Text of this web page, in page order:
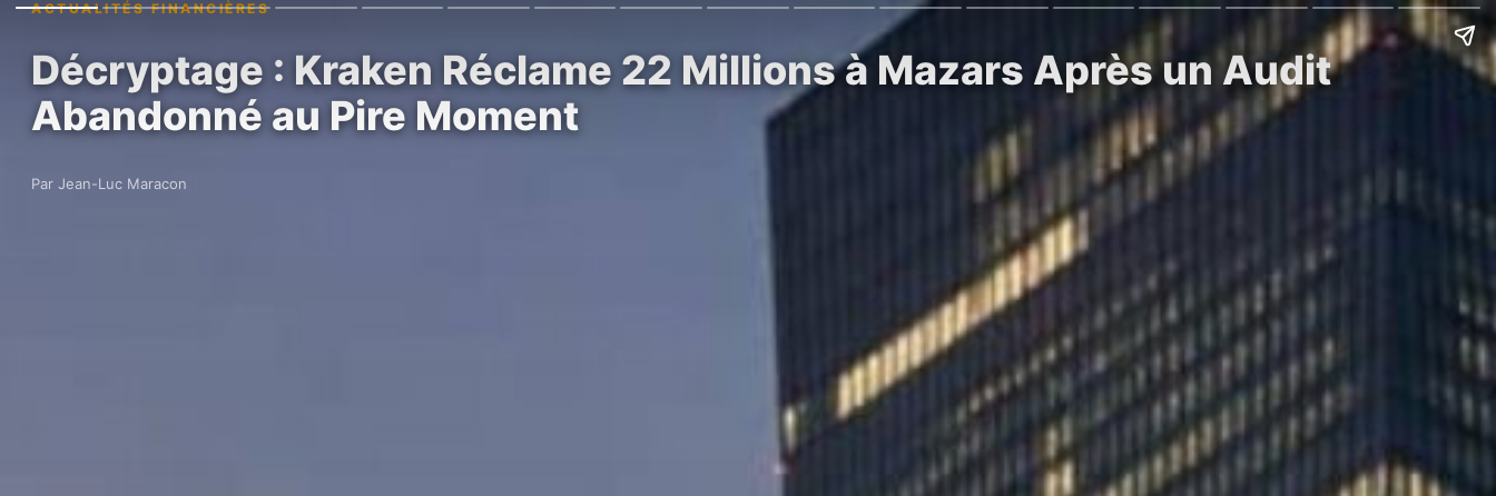
ACTUALITÉS FINANCIÈRES
Décryptage : Kraken Réclame 22 Millions à Mazars Après un Audit
Abandonné au Pire Moment
Par Jean-Luc Maracon